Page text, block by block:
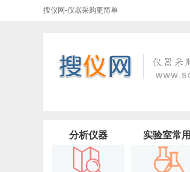
搜仪网-仪器采购更简单
分析仪器 实验室常用